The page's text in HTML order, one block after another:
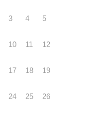
3 4 5
10 11 12
17 18 19
24 25 26